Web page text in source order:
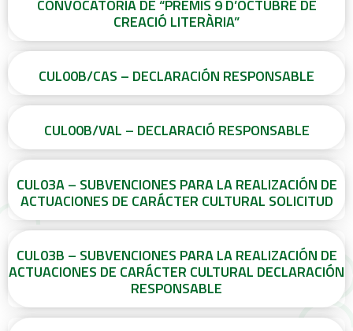
CONVOCATÒRIA DE “PREMIS 9 D’OCTUBRE DE
CREACIÓ LITERÀRIA”
CUL00B/CAS – DECLARACIÓN RESPONSABLE
CUL00B/VAL – DECLARACIÓ RESPONSABLE
CUL03A – SUBVENCIONES PARA LA REALIZACIÓN DE
ACTUACIONES DE CARÁCTER CULTURAL SOLICITUD
CUL03B – SUBVENCIONES PARA LA REALIZACIÓN DE
ACTUACIONES DE CARÁCTER CULTURAL DECLARACIÓN
RESPONSABLE